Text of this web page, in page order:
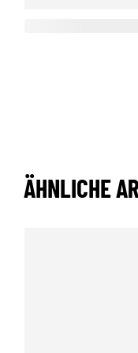
ÄHNLICHE